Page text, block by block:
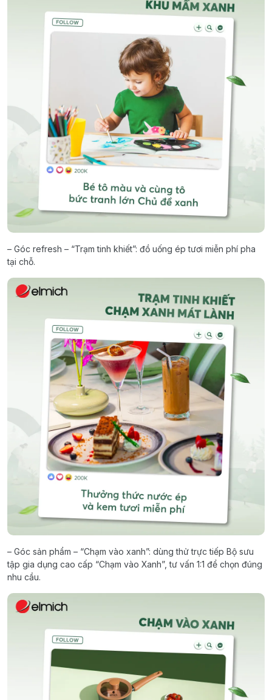
– Góc refresh – “Trạm tinh khiết”: đồ uống ép tươi miễn phí pha
tại chỗ.
– Góc sản phẩm – “Chạm vào xanh”: dùng thử trực tiếp Bộ sưu
tập gia dụng cao cấp “Chạm vào Xanh”, tư vấn 1:1 để chọn đúng
nhu cầu.